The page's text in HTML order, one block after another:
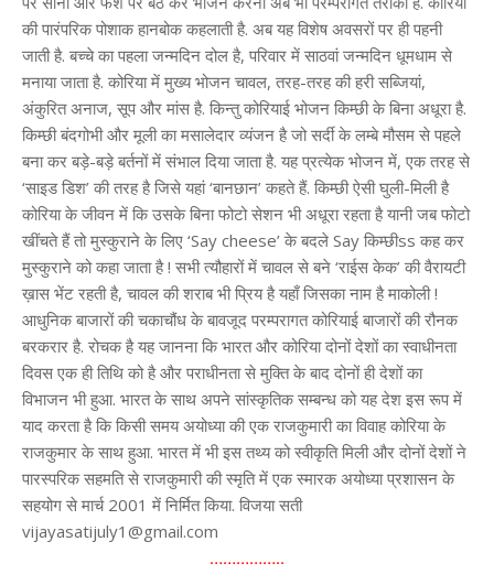
की पारंपरिक पोशाक हानबोक कहलाती है. अब यह विशेष अवसरों पर ही पहनी
जाती है. बच्चे का पहला जन्मदिन दोल है, परिवार में साठवां जन्मदिन धूमधाम से
मनाया जाता है. कोरिया में मुख्य भोजन चावल, तरह-तरह की हरी सब्जियां,
अंकुरित अनाज, सूप और मांस है. किन्तु कोरियाई भोजन किम्छी के बिना अधूरा है.
किम्छी बंदगोभी और मूली का मसालेदार व्यंजन है जो सर्दी के लम्बे मौसम से पहले
बना कर बड़े-बड़े बर्तनों में संभाल दिया जाता है. यह प्रत्येक भोजन में, एक तरह से
‘साइड डिश’ की तरह है जिसे यहां ‘बानछान’ कहते हैं. किम्छी ऐसी घुली-मिली है
कोरिया के जीवन में कि उसके बिना फोटो सेशन भी अधूरा रहता है यानी जब फोटो
खींचते हैं तो मुस्कुराने के लिए ‘Say cheese’ के बदले Say किम्छीss कह कर
मुस्कुराने को कहा जाता है ! सभी त्यौहारों में चावल से बने ‘राईस केक’ की वैरायटी
ख़ास भेंट रहती है, चावल की शराब भी प्रिय है यहाँ जिसका नाम है माकोली !
आधुनिक बाजारों की चकाचौंध के बावजूद परम्परागत कोरियाई बाजारों की रौनक
बरकरार है. रोचक है यह जानना कि भारत और कोरिया दोनों देशों का स्वाधीनता
दिवस एक ही तिथि को है और पराधीनता से मुक्ति के बाद दोनों ही देशों का
विभाजन भी हुआ. भारत के साथ अपने सांस्कृतिक सम्बन्ध को यह देश इस रूप में
याद करता है कि किसी समय अयोध्या की एक राजकुमारी का विवाह कोरिया के
राजकुमार के साथ हुआ. भारत में भी इस तथ्य को स्वीकृति मिली और दोनों देशों ने
पारस्परिक सहमति से राजकुमारी की स्मृति में एक स्मारक अयोध्या प्रशासन के
सहयोग से मार्च 2001 में निर्मित किया. विजया सती
vijayasatijuly1@gmail.com
……………..